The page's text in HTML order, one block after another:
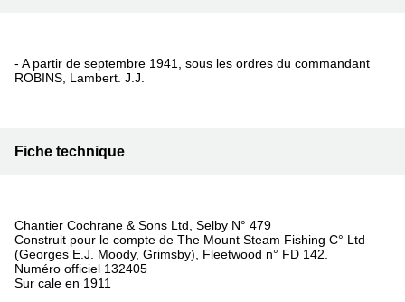
- A partir de septembre 1941, sous les ordres du commandant
ROBINS, Lambert. J.J.
Fiche technique
Chantier Cochrane & Sons Ltd, Selby N° 479
Construit pour le compte de The Mount Steam Fishing C° Ltd
(Georges E.J. Moody, Grimsby), Fleetwood n° FD 142.
Numéro officiel 132405
Sur cale en 1911